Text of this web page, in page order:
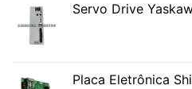
Servo Drive
Placa Eletrônica